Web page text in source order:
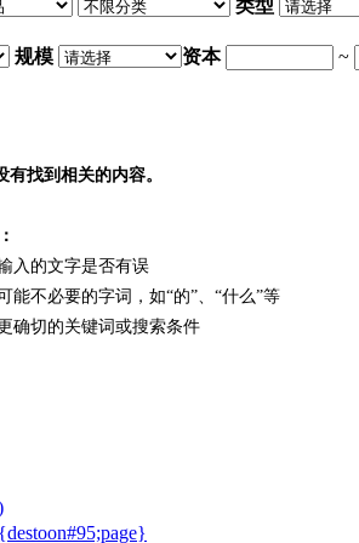
类型
规模
资本 ~
有找到相关的内容。
入的文字是否有误
能不必要的字词，如“的”、“什么”等
确切的关键词或搜索条件